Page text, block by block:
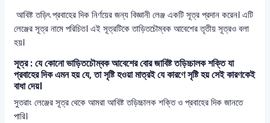
আবিষ্ট তড়িৎ প্রবাহের দিক নির্ণয়ের জন্য বিজ্ঞানী লেঞ্জ একটি সূত্র প্রদান করেন। এটি
লেঞ্জের সূত্র নামে পরিচিত। এই সূত্রটিকে তাড়িতচৌম্বক আবেশের তৃতীয় সূত্রও বলা
হয়।
সূত্র : যে কোনো ভাড়িতচৌম্বক আবেশের বোর জাবিষ্ট তড়িচ্চালক শক্তি যা
প্রবাহের দিক এমন হয় যে, তা সৃষ্টি হওয়া মাত্রই যে কারণে সৃষ্টি হয় সেই কারণকেই
বাধা দেয়।
সুতরাং লেঞ্জের সূত্র থেকে আমরা আবিষ্ট তড়িচ্চালক শক্তি ও প্রবাহের দিক জানতে
পারি।